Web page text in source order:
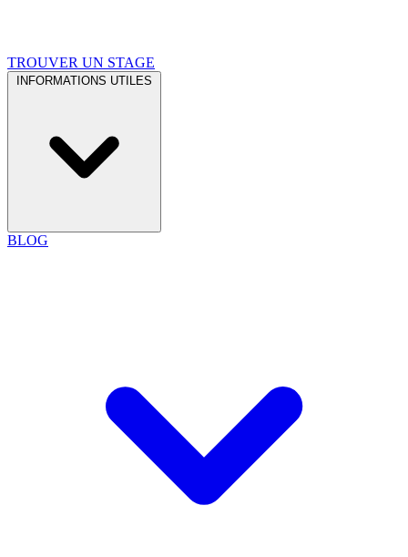
TROUVER UN STAGE
INFORMATIONS UTILES
BLOG